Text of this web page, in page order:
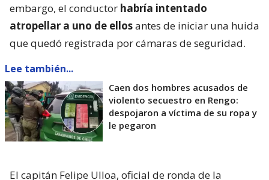
embargo, el conductor habría intentado
atropellar a uno de ellosantes de iniciar una huida
que quedó registrada por cámaras de seguridad.
Lee también...
Caen dos hombres acusados de
violento secuestro en Rengo:
despojaron a víctima de su ropa y
le pegaron
El capitán Felipe Ulloa, oficial de ronda de la